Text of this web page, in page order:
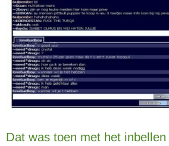
Dat was toen met het